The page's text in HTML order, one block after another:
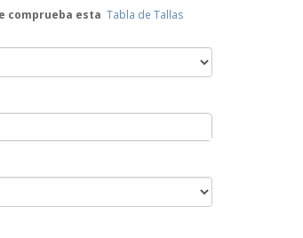
comprueba esta Tabla de Tallas